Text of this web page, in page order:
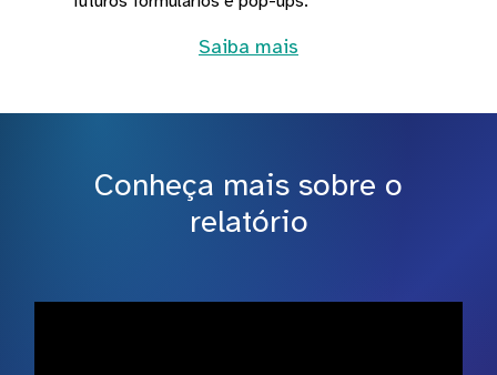
Saiba mais
Conheça mais sobre o
relatório